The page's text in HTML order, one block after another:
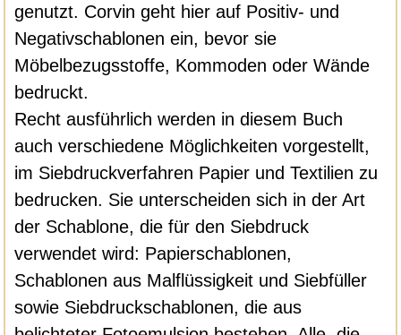
genutzt. Corvin geht hier auf Positiv- und
Negativschablonen ein, bevor sie
Möbelbezugsstoffe, Kommoden oder Wände
bedruckt.
Recht ausführlich werden in diesem Buch
auch verschiedene Möglichkeiten vorgestellt,
im Siebdruckverfahren Papier und Textilien zu
bedrucken. Sie unterscheiden sich in der Art
der Schablone, die für den Siebdruck
verwendet wird: Papierschablonen,
Schablonen aus Malflüssigkeit und Siebfüller
sowie Siebdruckschablonen, die aus